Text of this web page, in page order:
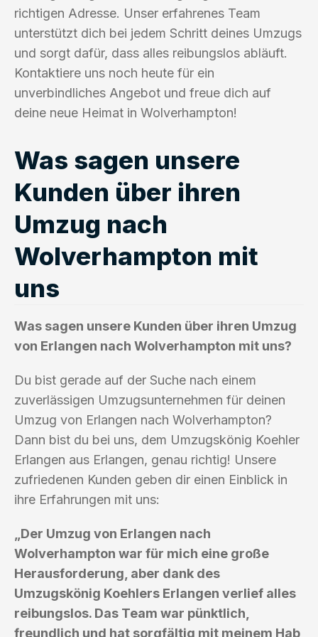
richtigen Adresse. Unser erfahrenes Team
unterstützt dich bei jedem Schritt deines Umzugs
und sorgt dafür, dass alles reibungslos abläuft.
Kontaktiere uns noch heute für ein
unverbindliches Angebot und freue dich auf
deine neue Heimat in Wolverhampton!
Was sagen unsere
Kunden über ihren
Umzug nach
Wolverhampton mit
uns
Was sagen unsere Kunden über ihren Umzug
von Erlangen nach Wolverhampton mit uns?
Du bist gerade auf der Suche nach einem
zuverlässigen Umzugsunternehmen für deinen
Umzug von Erlangen nach Wolverhampton?
Dann bist du bei uns, dem Umzugskönig Koehler
Erlangen aus Erlangen, genau richtig! Unsere
zufriedenen Kunden geben dir einen Einblick in
ihre Erfahrungen mit uns:
„Der Umzug von Erlangen nach
Wolverhampton war für mich eine große
Herausforderung, aber dank des
Umzugskönig Koehlers Erlangen verlief alles
reibungslos. Das Team war pünktlich,
freundlich und hat sorgfältig mit meinem Hab